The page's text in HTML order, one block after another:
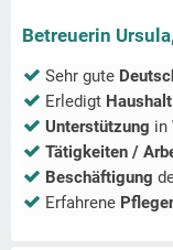
Betreuerin
Sehr gute
Erledigt Haushalt
Unterstützung in
Tätigkeiten /
Beschäftigung
Erfahrene